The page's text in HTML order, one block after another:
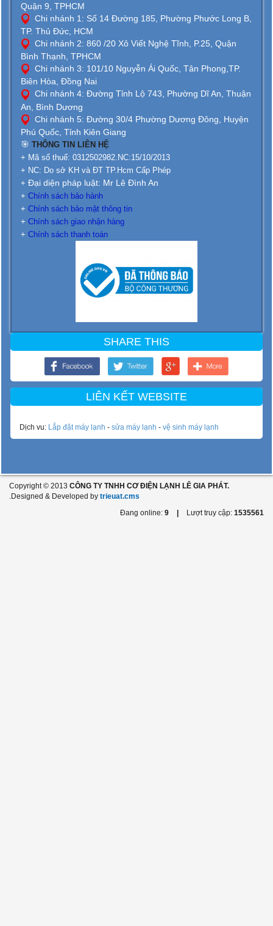
Quận 9, TPHCM
Chi nhánh 1: Số 14 Đường 185, Phường Phước Long B,
TP. Thủ Đức, HCM
Chi nhánh 2: 860 /20 Xô Viết Nghệ Tĩnh, P.25, Quận
Bình Thạnh, TPHCM
Chi nhánh 3: 101/10 Nguyễn Ái Quốc, Tân Phong,TP.
Biên Hòa, Đồng Nai
Chi nhánh 4: Đường Tỉnh Lộ 743, Phường Dĩ An, Thuận
An, Bình Dương
Chi nhánh 5: Đường 30/4 Phường Dương Đông, Huyện
Phú Quốc, Tỉnh Kiên Giang
🎯 THÔNG TIN LIÊN HỆ
+ Mã số thuế: 0312502982.NC:15/10/2013
+ NC: Do sở KH và ĐT TP.Hcm Cấp Phép
+ Đại diện pháp luật: Mr Lê Đình An
+ Chính sách bảo hành
+ Chính sách bảo mật thông tin
+ Chính sách giao nhận hàng
+ Chính sách thanh toán
SHARE THIS
LIÊN KẾT WEBSITE
Dịch vu: Lắp đặt máy lạnh - sửa máy lạnh - vệ sinh máy lạnh
Copyright © 2013 CÔNG TY TNHH CƠ ĐIỆN LẠNH LÊ GIA PHÁT.
.Designed & Developed by trieuat.cms
Đang online: 9 Lượt truy cập: 1535561